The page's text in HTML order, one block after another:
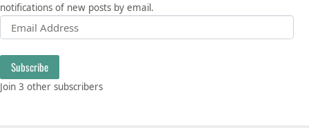
notifications of new posts by email.
Email Address
Subscribe
Join 3 other subscribers